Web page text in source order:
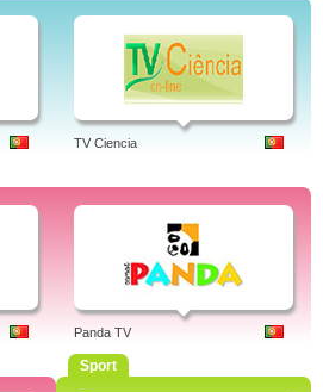
TV Ciencia
Panda TV
Sport